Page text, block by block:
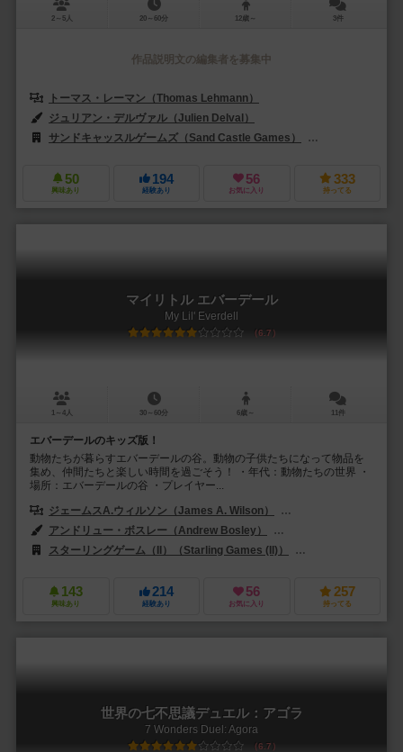
2～5人 20～60分 12歳～ 3件
作品説明文の編集者を募集中
トーマス・レーマン（Thomas Lehmann）
ジュリアン・デルヴァル（Julien Delval）
サンドキャッスルゲームズ（Sand Castle Games）
50
興味あり
194
経験あり
56
お気に入り
333
持ってる
マイリトル エバーデール
My Lil' Everdell
6.7
1～4人 30～60分 6歳～ 11件
エバーデールのキッズ版！
動物たちが暮らすエバーデールの谷。動物の子供たちになって物品を
集め、仲間たちと楽しい時間を過ごそう！ ・年代：動物たちの世界 ・
場所：エバーデールの谷 ・プレイヤー...
ジェームスA.ウィルソン（James A. Wilson）
アンドリュー・ボスレー（Andrew Bosley）
スターリングゲーム（II）（Starling Games (II)）
143
興味あり
214
経験あり
56
お気に入り
257
持ってる
世界の七不思議デュエル：アゴラ
7 Wonders Duel: Agora
6.7